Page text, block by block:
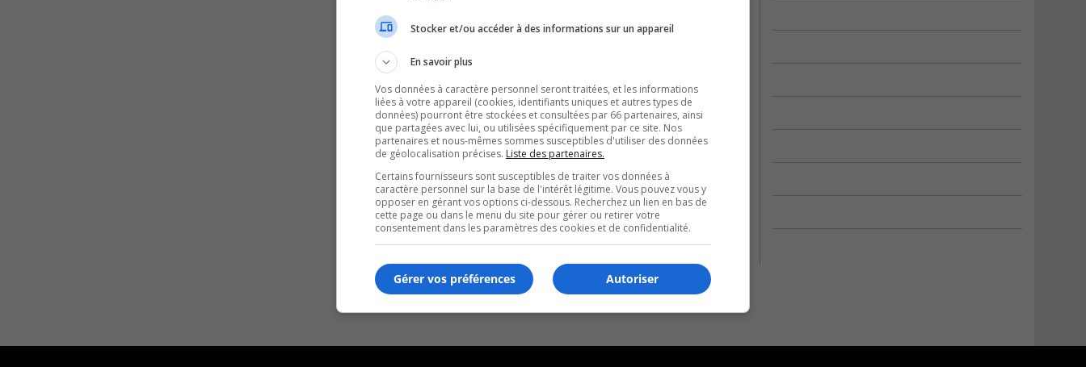
Stocker et/ou accéder à des informations sur un appareil
En savoir plus
Vos données à caractère personnel seront traitées, et les informations
liées à votre appareil (cookies, identifiants uniques et autres types de
données) pourront être stockées et consultées par 66 partenaires, ainsi
que partagées avec lui, ou utilisées spécifiquement par ce site. Nos
partenaires et nous-mêmes sommes susceptibles d'utiliser des données
de géolocalisation précises. Liste des partenaires.
Certains fournisseurs sont susceptibles de traiter vos données à
caractère personnel sur la base de l'intérêt légitime. Vous pouvez vous y
opposer en gérant vos options ci-dessous. Recherchez un lien en bas de
cette page ou dans le menu du site pour gérer ou retirer votre
consentement dans les paramètres des cookies et de confidentialité.
Autoriser
Gérer vos préférences